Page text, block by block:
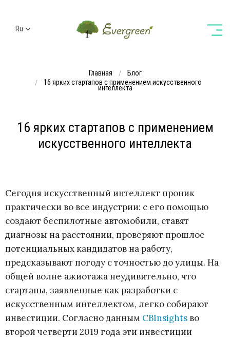
Ru
Главная
Блог
16 ярких стартапов с применением искусственного
интеллекта
16 ярких стартапов с применением
искусственного интеллекта
Сегодня искусственный интеллект проник
практически во все индустрии: с его помощью
создают беспилотные автомобили, ставят
диагнозы на расстоянии, проверяют прошлое
потенциальных кандидатов на работу,
предсказывают погоду с точностью до улицы. На
общей волне ажиотажа неудивительно, что
стартапы, заявленные как разработки с
искусственным интеллектом, легко собирают
инвестиции. Согласно данным CBInsights во
второй четверти 2019 года эти инвестиции